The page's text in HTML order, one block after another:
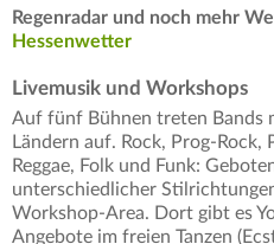
Regenradar und noch mehr
Hessenwetter
Livemusik und Workshops
Auf fünf Bühnen treten Bands
Ländern auf. Rock, Prog-Rock,
Reggae, Folk und Funk:
unterschiedlicher
Workshop-Area. Dort gibt es
Angebote im freien Tanzen